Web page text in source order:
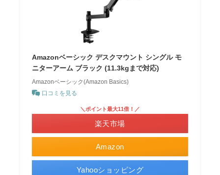
Amazonベーシック デスクマウント シングル モ
ニターアーム ブラック (11.3kgまで対応)
Amazonベーシック(Amazon Basics)
口コミを見る
Amazon
＼ポイント最大11倍！／
楽天市場
Yahooショッピング